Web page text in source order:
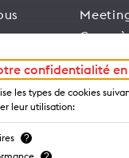
Trade
confidentialité
les types de cookies
leur utilisation:
?